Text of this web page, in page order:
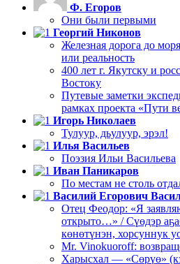
Ф. Егоров
Они были первыми
Георгий Никонов
Железная дорога до
или реальность
400 лет г. Якутску и
Востоку
Путевые заметки
рамках проекта «Пути
Игорь Николаев
Тулуур, дьулуур, эрэл!
Илья Васильев
Поэзия Ильи Васильева
Иван Паникаров
По местам не столь
Василий Егорович
Отец Феодор: «Я
открыто…» / Сүөдэр
көнөтүнэн, хорсуннук
Mr. Vinokuoroff:
Харысхал — «Сөрүө»